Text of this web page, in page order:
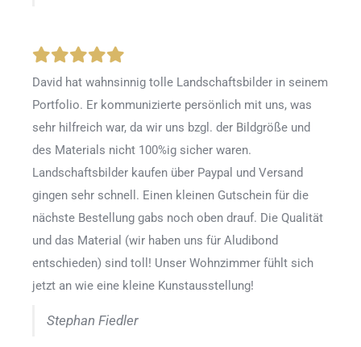
David hat wahnsinnig tolle Landschaftsbilder in seinem
Portfolio. Er kommunizierte persönlich mit uns, was
sehr hilfreich war, da wir uns bzgl. der Bildgröße und
des Materials nicht 100%ig sicher waren.
Landschaftsbilder kaufen über Paypal und Versand
gingen sehr schnell. Einen kleinen Gutschein für die
nächste Bestellung gabs noch oben drauf. Die Qualität
und das Material (wir haben uns für Aludibond
entschieden) sind toll! Unser Wohnzimmer fühlt sich
jetzt an wie eine kleine Kunstausstellung!
Stephan Fiedler